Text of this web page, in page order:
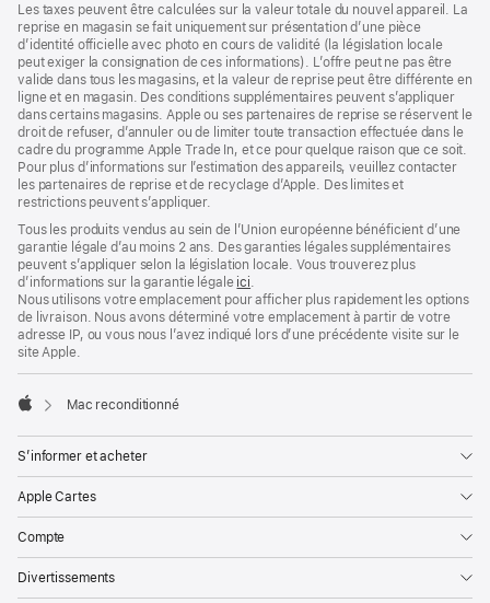
Les taxes peuvent être calculées sur la valeur totale du nouvel appareil. La
reprise en magasin se fait uniquement sur présentation d’une pièce
d’identité officielle avec photo en cours de validité (la législation locale
peut exiger la consignation de ces informations). L’offre peut ne pas être
valide dans tous les magasins, et la valeur de reprise peut être différente en
ligne et en magasin. Des conditions supplémentaires peuvent s’appliquer
dans certains magasins. Apple ou ses partenaires de reprise se réservent le
droit de refuser, d’annuler ou de limiter toute transaction effectuée dans le
cadre du programme Apple Trade In, et ce pour quelque raison que ce soit.
Pour plus d’informations sur l’estimation des appareils, veuillez contacter
les partenaires de reprise et de recyclage d’Apple. Des limites et
restrictions peuvent s’appliquer.
Tous les produits vendus au sein de l’Union européenne bénéficient d’une
garantie légale d’au moins 2 ans. Des garanties légales supplémentaires
peuvent s’appliquer selon la législation locale. Vous trouverez plus
d’informations sur la garantie légale ici.
Nous utilisons votre emplacement pour afficher plus rapidement les options
de livraison. Nous avons déterminé votre emplacement à partir de votre
adresse IP, ou vous nous l’avez indiqué lors d’une précédente visite sur le
site Apple.
Mac reconditionné
S’informer et acheter
Apple Cartes
Compte
Divertissements